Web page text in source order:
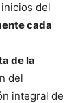
del
cada
de la
del
integral de